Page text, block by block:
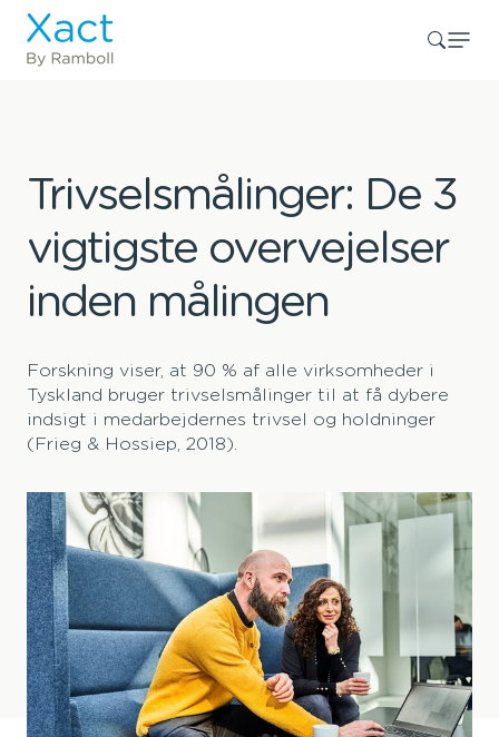
Trivselsmålinger: De 3
vigtigste overvejelser
inden målingen
Forskning viser, at 90 % af alle virksomheder i
Tyskland bruger trivselsmålinger til at få dybere
indsigt i medarbejdernes trivsel og holdninger
(Frieg & Hossiep, 2018).